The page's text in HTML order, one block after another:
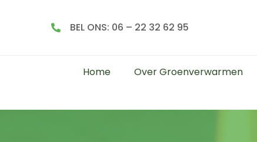
BEL ONS: 06 – 22 32 62 95
Home Over Groenverwarmen